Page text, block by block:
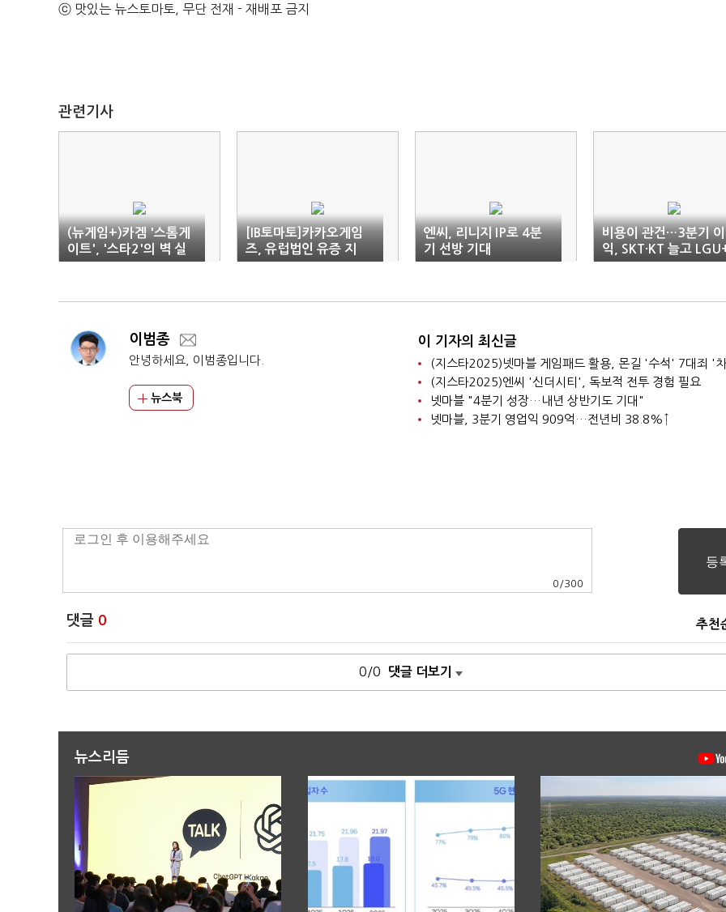
ⓒ 맛있는 뉴스토마토, 무단 전재 - 재배포 금지
관련기사
(뉴게임+)카겜 '스톰게
이트', '스타2'의 벽 실
감 나네
[IB토마토]카카오게임
즈, 유럽법인 유증 지
원…라이온하트 상장
엔씨, 리니지 IP로 4분
기 선방 기대
비용이 관건…3분기 이
익, SKT·KT 늘고
주춤
이범종
안녕하세요, 이범종입니다.
뉴스북
이 기자의 최신글
(지스타2025)넷마블 게임패드 활용, 몬길 '수석' 7대죄 '
(지스타2025)엔씨 '신더시티', 독보적 전투 경험 필요
넷마블 "4분기 성장…내년 상반기도 기대"
넷마블, 3분기 영업익 909억…전년비 38.8%↑
0 /300
댓글 0 추천
0/0 댓글 더보기
뉴스리듬